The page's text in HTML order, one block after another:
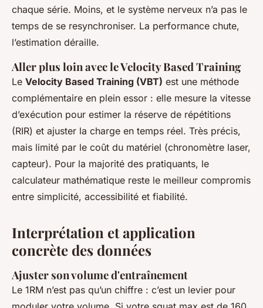
chaque série. Moins, et le système nerveux n’a pas le
temps de se resynchroniser. La performance chute,
l’estimation déraille.
Aller plus loin avec le Velocity Based Training
Le Velocity Based Training (VBT) est une méthode
complémentaire en plein essor : elle mesure la vitesse
d’exécution pour estimer la réserve de répétitions
(RIR) et ajuster la charge en temps réel. Très précis,
mais limité par le coût du matériel (chronomètre laser,
capteur). Pour la majorité des pratiquants, le
calculateur mathématique reste le meilleur compromis
entre simplicité, accessibilité et fiabilité.
Interprétation et application
concrète des données
Ajuster son volume d'entraînement
Le 1RM n’est pas qu’un chiffre : c’est un levier pour